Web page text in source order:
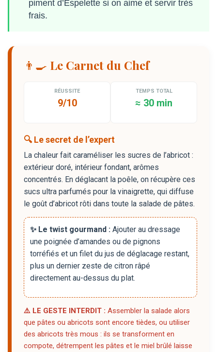
piment d’Espelette si on aime et servir très
frais.
👨‍🍳 Le Carnet du Chef
RÉUSSITE
9/10
TEMPS TOTAL
≈ 30 min
🔍 Le secret de l’expert
La chaleur fait caraméliser les sucres de l’abricot :
extérieur doré, intérieur fondant, arômes
concentrés. En déglacant la poêle, on récupère ces
sucs ultra parfumés pour la vinaigrette, qui diffuse
le goût d’abricot rôti dans toute la salade de pâtes.
✨ Le twist gourmand : Ajouter au dressage
une poignée d’amandes ou de pignons
torréfiés et un filet du jus de déglacage restant,
plus un dernier zeste de citron râpé
directement au-dessus du plat.
⚠️ LE GESTE INTERDIT : Assembler la salade alors
que pâtes ou abricots sont encore tièdes, ou utiliser
des abricots très mous : ils se transforment en
compote, détrempent les pâtes et le miel brûlé laisse